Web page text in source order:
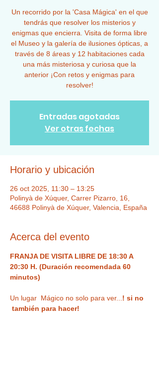
Un recorrido por la 'Casa Mágica' en el que
tendrás que resolver los misterios y
enigmas que encierra. Visita de forma libre
el Museo y la galería de ilusiones ópticas, a
través de 8 áreas y 12 habitaciones cada
una más misteriosa y curiosa que la
anterior ¡Con retos y enigmas para
resolver!
Entradas agotadas
Ver otras fechas
Horario y ubicación
26 oct 2025, 11:30 – 13:25
Polinyà de Xúquer, Carrer Pizarro, 16,
46688 Polinyà de Xúquer, Valencia, España
Acerca del evento
FRANJA DE VISITA LIBRE DE 18:30 A
20:30 H. (Duración recomendada 60
minutos)
Un lugar  Mágico no solo para ver... ! si no
también para hacer!